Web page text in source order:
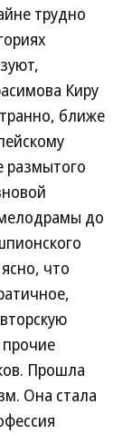
трудно
Киру
ближе
размытого
до
что
Прошла
Она стала